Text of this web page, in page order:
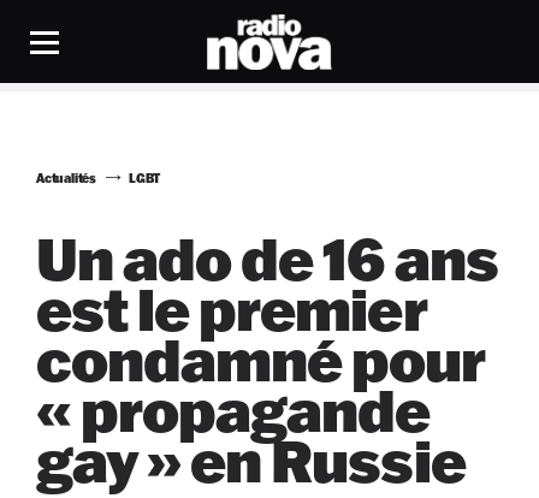
Actualités LGBT
Un ado de 16 ans
est le premier
condamné pour
« propagande
gay » en Russie